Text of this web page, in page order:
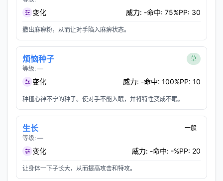
变化 威力: -命中: 75%PP: 30
撒出麻痹粉，从而让对手陷入麻痹状态。
烦恼种子
等级: —
草
变化 威力: -命中: 100%PP: 10
种植心神不宁的种子。使对手不能入眠，并将特性变成不眠。
生长
等级: —
一般
变化 威力: -命中: -%PP: 20
让身体一下子长大，从而提高攻击和特攻。